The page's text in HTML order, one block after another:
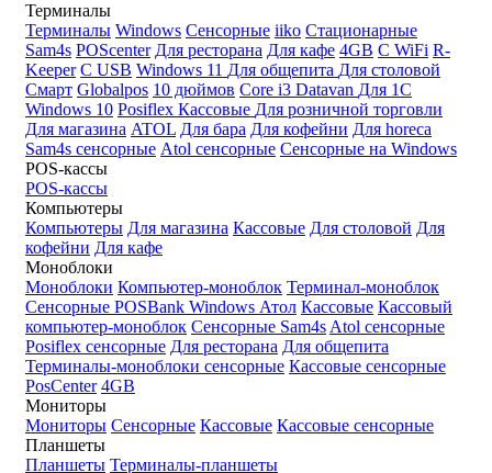
Терминалы
Терминалы Windows Сенсорные iiko Стационарные
Sam4s POScenter Для ресторана Для кафе 4GB С WiFi R-
Keeper С USB Windows 11 Для общепита Для столовой
Смарт Globalpos 10 дюймов Core i3 Datavan Для 1С
Windows 10 Posiflex Кассовые Для розничной торговли
Для магазина ATOL Для бара Для кофейни Для horeca
Sam4s сенсорные Atol сенсорные Сенсорные на Windows
POS-кассы
POS-кассы
Компьютеры
Компьютеры Для магазина Кассовые Для столовой Для
кофейни Для кафе
Моноблоки
Моноблоки Компьютер-моноблок Терминал-моноблок
Сенсорные POSBank Windows Атол Кассовые Кассовый
компьютер-моноблок Сенсорные Sam4s Atol сенсорные
Posiflex сенсорные Для ресторана Для общепита
Терминалы-моноблоки сенсорные Кассовые сенсорные
PosCenter 4GB
Мониторы
Мониторы Сенсорные Кассовые Кассовые сенсорные
Планшеты
Планшеты Терминалы-планшеты